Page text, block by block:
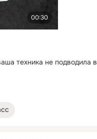
00:30
техника не подводила в